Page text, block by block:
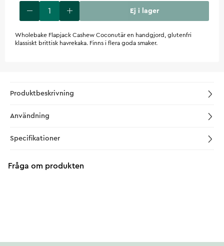
Ej i lager
Wholebake Flapjack Cashew Coconutär en handgjord, glutenfri
klassiskt brittisk havrekaka. Finns i flera goda smaker.
Produktbeskrivning
Användning
Specifikationer
Fråga om produkten